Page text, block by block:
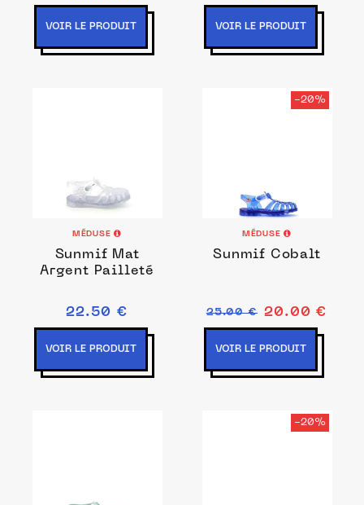
VOIR LE PRODUIT VOIR LE PRODUIT
MÉDUSE
Sunmif Mat
Argent Pailleté
22.50 €
VOIR LE PRODUIT
-20%
MÉDUSE
Sunmif Cobalt
25.00 € 20.00 €
VOIR LE PRODUIT
-20%